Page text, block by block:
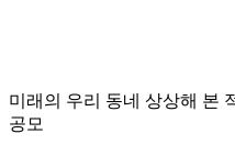
미래의 우리 동네 상상해 본
공모